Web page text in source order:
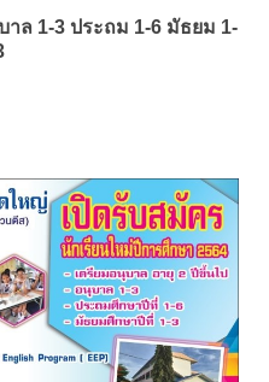
ล 1-3 ประถม 1-6 มัธยม 1-